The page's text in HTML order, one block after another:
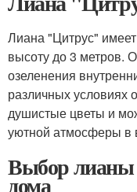
Лиана "Цитрус"
высоту до 3 метров.
озеленения
различных условиях
душистые цветы и
уютной атмосферы
Выбор лианы
дома